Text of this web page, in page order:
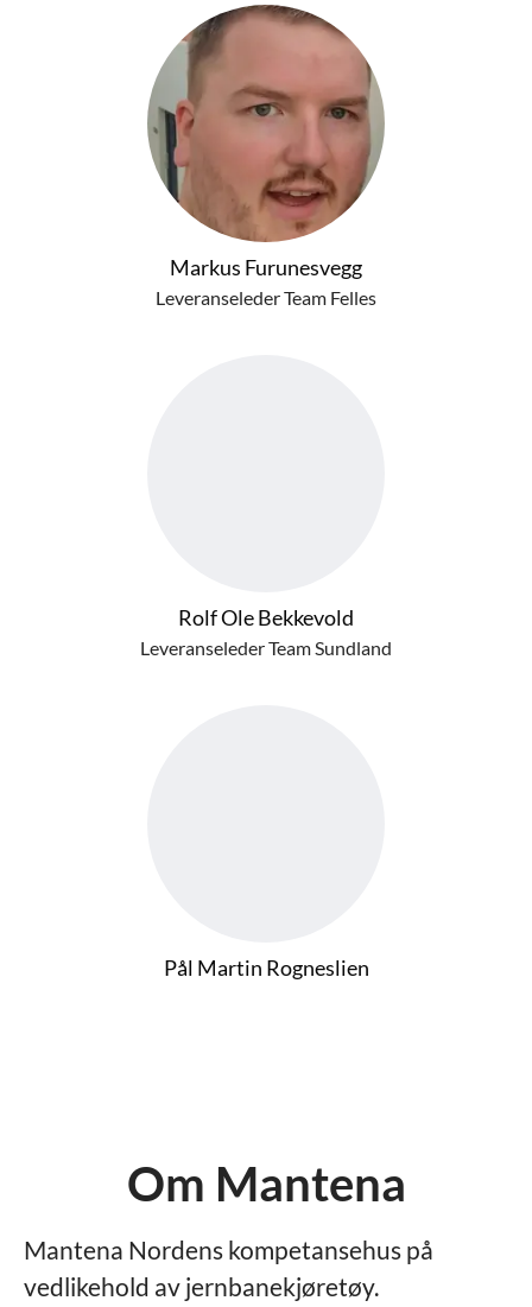
Markus Furunesvegg
Leveranseleder Team Felles
Rolf Ole Bekkevold
Leveranseleder Team Sundland
Pål Martin Rogneslien
Om Mantena
Mantena Nordens kompetansehus på
vedlikehold av jernbanekjøretøy.